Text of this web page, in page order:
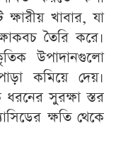
খাবার, যা
তৈরি করে।
উপাদানগুলো
কমিয়ে দেয়।
সুরক্ষা স্তর
ক্ষতি থেকে